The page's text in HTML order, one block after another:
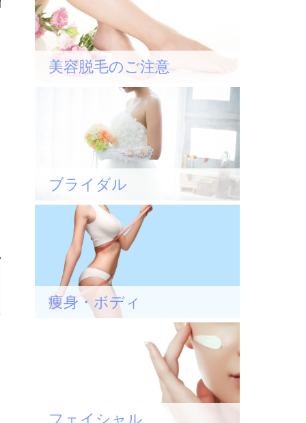
美容脱毛のご注意
ブライダル
痩身・ボディ
フェイシャル